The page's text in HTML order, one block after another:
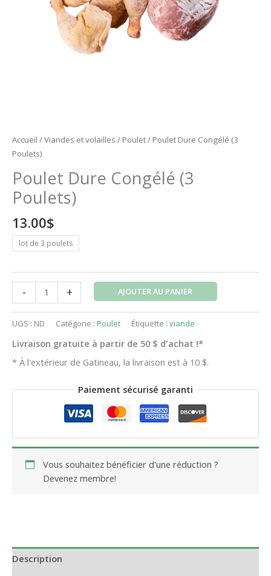
Accueil /Viandes et volailles / Poulet/ Poulet Dure Congélé (3
Poulets)
Poulet Dure Congélé (3
Poulets)
13.00$
lot de 3 poulets
- + AJOUTER AU PANIER
UGS : ND Catégorie : Poulet Étiquette : viande
Livraison gratuite à partir de 50 $ d'achat !*
* À l'extérieur de Gatineau, la livraison est à 10 $.
Paiement sécurisé garanti
Vous souhaitez bénéficier d'une réduction ?
Devenez membre!
Description